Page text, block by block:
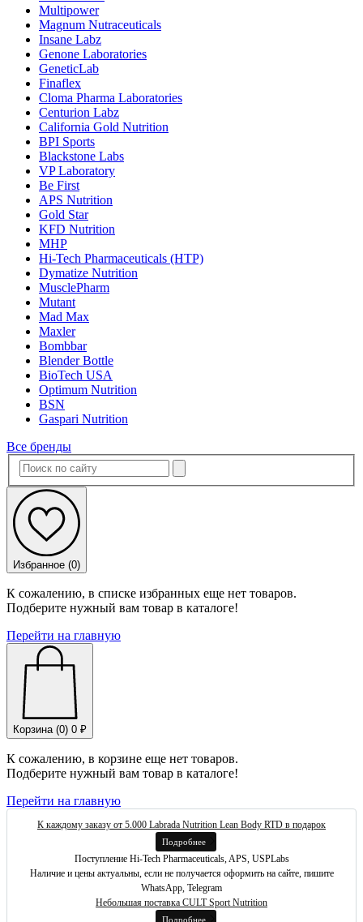
Multipower
Magnum Nutraceuticals
Insane Labz
Genone Laboratories
GeneticLab
Finaflex
Cloma Pharma Laboratories
Centurion Labz
California Gold Nutrition
BPI Sports
Blackstone Labs
VP Laboratory
Be First
APS Nutrition
Gold Star
KFD Nutrition
MHP
Hi-Tech Pharmaceuticals (HTP)
Dymatize Nutrition
MusclePharm
Mutant
Mad Max
Maxler
Bombbar
Blender Bottle
BioTech USA
Optimum Nutrition
BSN
Gaspari Nutrition
Все бренды
Избранное (0)
К сожалению, в списке избранных еще нет товаров.
Подберите нужный вам товар в каталоге!
Перейти на главную
Корзина (0) 0 ₽
К сожалению, в корзине еще нет товаров.
Подберите нужный вам товар в каталоге!
Перейти на главную
К каждому заказу от 5.000 Labrada Nutrition Lean Body RTD в подарок
Подробнее
Поступление Hi-Tech Pharmaceuticals, APS, USPLabs
Наличие и цены актуальны, если не получается оформить на сайте, пишите
WhatsApp, Telegram
Небольшая поставка CULT Sport Nutrition
Подробнее